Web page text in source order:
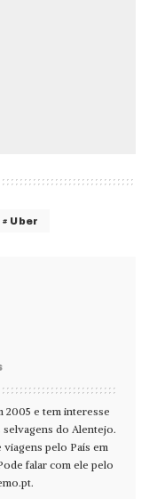
Uber
2005 e tem interesse
selvagens do Alentejo.
pelo País em
falar com ele pelo
.